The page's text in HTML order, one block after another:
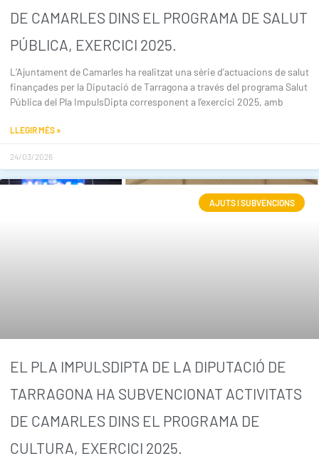
DE CAMARLES DINS EL PROGRAMA DE SALUT
PÚBLICA, EXERCICI 2025.
L’Ajuntament de Camarles ha realitzat una sèrie d’actuacions de salut
finançades per la Diputació de Tarragona a través del programa Salut
Pública del Pla ImpulsDipta corresponent a l’exercici 2025, amb
LLEGIR MÉS »
24/03/2026
AJUTS I SUBVENCIONS
EL PLA IMPULSDIPTA DE LA DIPUTACIÓ DE
TARRAGONA HA SUBVENCIONAT ACTIVITATS
DE CAMARLES DINS EL PROGRAMA DE
CULTURA, EXERCICI 2025.